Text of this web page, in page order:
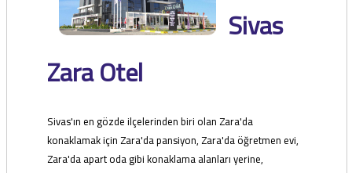
Sivas
Zara Otel
Sivas'ın en gözde ilçelerinden biri olan Zara'da
konaklamak için Zara'da pansiyon, Zara'da öğretmen evi,
Zara'da apart oda gibi konaklama alanları yerine,